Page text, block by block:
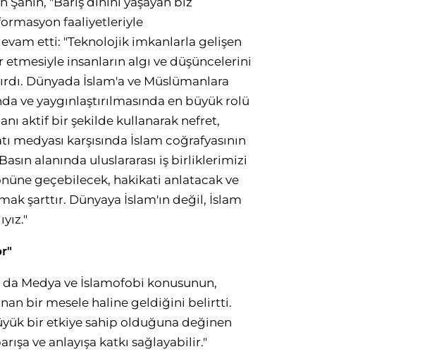
faaliyetleriyle
etti: "Teknolojik imkanlarla gelişen
etmesiyle insanların algı ve düşüncelerini
Dünyada İslam'a ve Müslümanlara
ve yaygınlaştırılmasında en büyük rolü
aktif bir şekilde kullanarak nefret,
karşısında İslam coğrafyasının
alanında uluslararası iş birliklerimizi
geçebilecek, hakikati anlatacak ve
şarttır. Dünyaya İslam'ın değil, İslam
Medya ve İslamofobi konusunun,
bir mesele haline geldiğini belirtti.
bir etkiye sahip olduğuna değinen
ve anlayışa katkı sağlayabilir."